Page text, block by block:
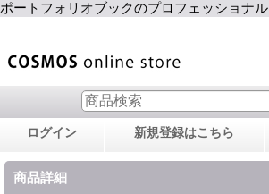
ポートフォリオブックのプロフェッショナル
ログイン 新規登録はこちら
商品詳細